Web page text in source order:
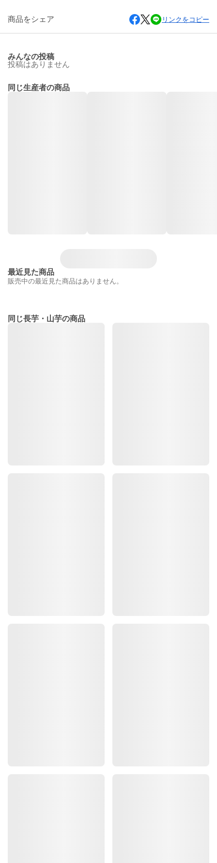
商品をシェア リンクをコピー
みんなの投稿
投稿はありません
同じ生産者の商品
最近見た商品
販売中の最近見た商品はありません。
同じ長芋・山芋の商品